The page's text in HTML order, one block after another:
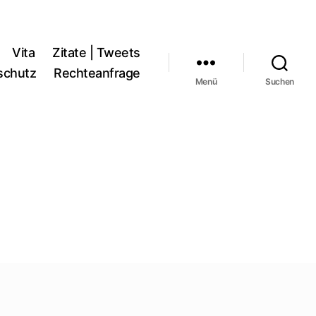
Vita
Zitate | Tweets
Rechteanfrage
Menü Suchen